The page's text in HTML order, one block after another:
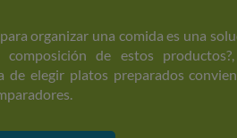
organizar una comida es una
de estos
de elegir platos preparados